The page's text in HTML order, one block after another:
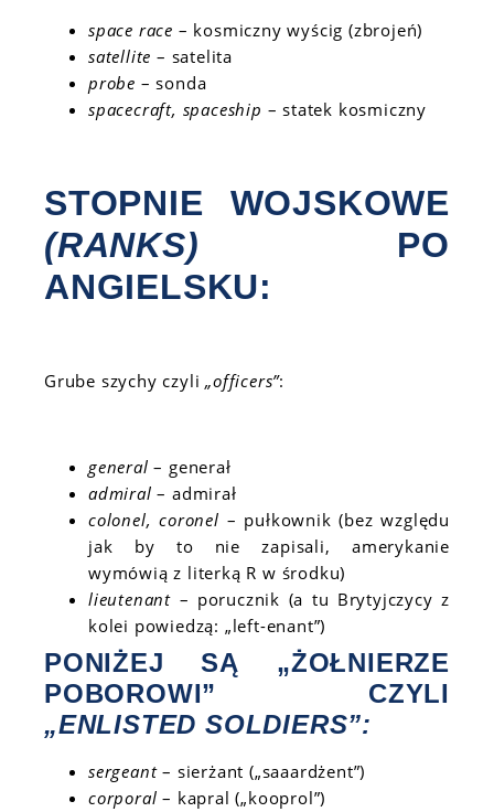
space race – kosmiczny wyścig (zbrojeń)
satellite – satelita
probe – sonda
spacecraft, spaceship – statek kosmiczny
STOPNIE WOJSKOWE
(RANKS) PO
ANGIELSKU:
Grube szychy czyli„officers”:
general – generał
admiral– admirał
colonel, coronel – pułkownik (bez względu
jak by to nie zapisali, amerykanie
wymówią z literką R w środku)
lieutenant – porucznik (a tu Brytyjczycy z
kolei powiedzą: „left-enant”)
PONIŻEJ SĄ „ŻOŁNIERZE
POBOROWI” CZYLI
„ENLISTED SOLDIERS”:
sergeant– sierżant („saaardżent”)
corporal– kapral („kooprol”)